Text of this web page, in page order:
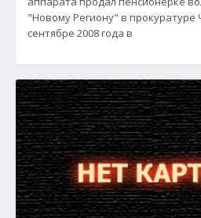
"Новому Региону" в прокуратуре
сентябре 2008 года в